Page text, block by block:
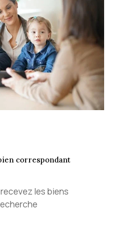
correspondant
les biens